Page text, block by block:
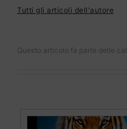
Tutti gli articoli dell'autore
Questo articolo fa parte delle